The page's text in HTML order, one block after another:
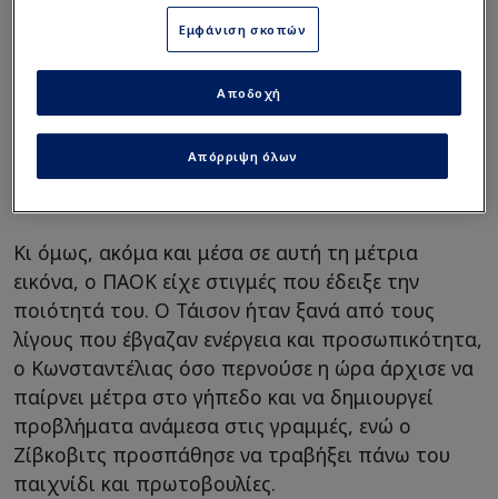
απέναντι σε μια ομάδα που πίεσε σωστά και
οργανωμένα. Η ΑΕΚ μπήκε στην Τούμπα με
ξεκάθαρο πλάνο να χτυπήσει ψηλά, να μην
αφήσει τον ΠΑΟΚ να κυκλοφορήσει εύκολα
την μπάλα και να βγάλει εκτός παιχνιδιού
τους δημιουργικούς του παίκτες. Και για
μεγάλο διάστημα το κατάφερε.
Κι όμως, ακόμα και μέσα σε αυτή τη μέτρια
εικόνα, ο ΠΑΟΚ είχε στιγμές που έδειξε την
ποιότητά του. Ο Τάισον ήταν ξανά από τους
λίγους που έβγαζαν ενέργεια και προσωπικότητα,
ο Κωνσταντέλιας όσο περνούσε η ώρα άρχισε να
παίρνει μέτρα στο γήπεδο και να δημιουργεί
προβλήματα ανάμεσα στις γραμμές, ενώ ο
Ζίβκοβιτς προσπάθησε να τραβήξει πάνω του
παιχνίδι και πρωτοβουλίες.
Εμφάνιση σκοπών
Απόρριψη όλων
Αποδοχή